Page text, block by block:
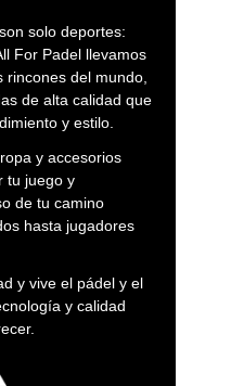
solo deportes:
For Padel llevamos
del mundo,
de alta calidad que
y estilo.
y accesorios
tu juego y
de tu camino
hasta jugadores
y vive el pádel y el
y calidad